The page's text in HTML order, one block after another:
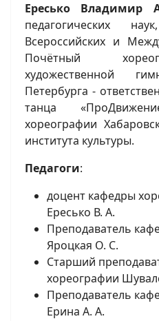
Ересько Владимир
педагогических
Всероссийских и
Почётный
художественной
Петербурга -
танца«
хореографии
института культуры.
Педагоги:
доцент кафедры
Ересько В. А.
Преподаватель
Яроцкая О. С.
Старший
хореографии
Преподаватель
Ерина А. А.